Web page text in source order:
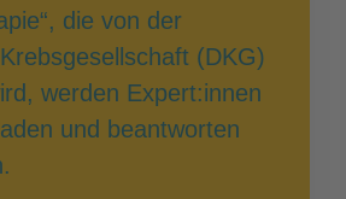
die von der
(DKG)
werden Expert:innen
und beantworten